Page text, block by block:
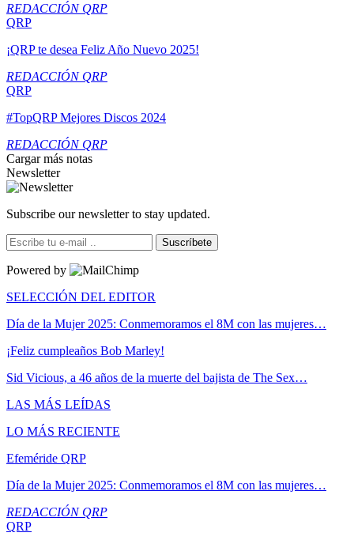
REDACCIÓN QRP
QRP
¡QRP te desea Feliz Año Nuevo 2025!
REDACCIÓN QRP
QRP
#TopQRP Mejores Discos 2024
REDACCIÓN QRP
Cargar más notas
Newsletter
Subscribe our newsletter to stay updated.
Suscríbete
Powered by
SELECCIÓN DEL EDITOR
Día de la Mujer 2025: Conmemoramos el 8M con las mujeres…
¡Feliz cumpleaños Bob Marley!
Sid Vicious, a 46 años de la muerte del bajista de The Sex…
LAS MÁS LEÍDAS
LO MÁS RECIENTE
Efeméride QRP
Día de la Mujer 2025: Conmemoramos el 8M con las mujeres…
REDACCIÓN QRP
QRP